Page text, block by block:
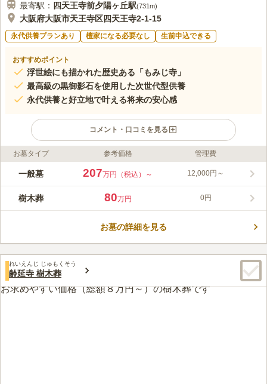
最寄駅： 四天王寺前夕陽ヶ丘駅(731m)
大阪府大阪市天王寺区四天王寺2-1-15
永代供養プランあり 檀家になる必要なし 生前申込できる
おすすめポイント
浮世絵にも描かれた歴史ある「もみじ寺」
最高級の黒御影石を使用した次世代型供養
永代供養と好立地で叶える将来の安心感
コメント・口コミを見る
ライフドット編集部のコメント
開放感のある、近強い山門が迎えてくれる、都市型の寺院墓苑で
いる落ち葉はご利益があるとされています。 穏やかな雰囲気の
寺院墓地です。秋には美しい紅葉を見られます。霊園を管理する
の境内にあるもみじの落ち葉にはご利益があると言われていま
ができます。
みんなの評価
4.3 口コミ4件
40代男性
最寄り駅に法事などで使える食事どころがあるので利用できま
す。申し込みをすれば、お寺で仕出し弁当の食事をすることも可能です。
お寺の回りは閑静な住宅街で静かですし、秋にはお寺の紅葉がとても綺麗
に色づく雰囲気のよい場所です。
お墓タイプ 参考価格 管理費
一般墓 207万円（税込）～ 12,000円～
樹木葬 80万円 0円
お墓の詳細を見る
れいえんじ じゅもくそう
齢延寺 樹木葬